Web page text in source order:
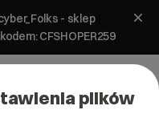
- sklep
CFSHOPER259
plików